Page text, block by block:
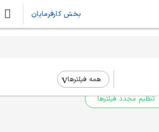
بخش کارفرمایان
همه فیلتر‌ها
از فیلترهای بالا استفاده کنید.
تنظیم مجدد فیلترها